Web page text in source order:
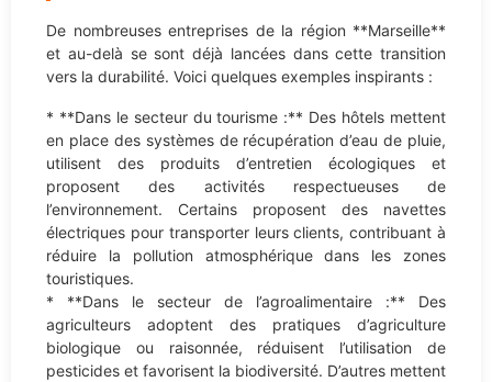
De nombreuses entreprises de la région **Marseille**
et au-delà se sont déjà lancées dans cette transition
vers la durabilité. Voici quelques exemples inspirants :
* **Dans le secteur du tourisme :** Des hôtels mettent
en place des systèmes de récupération d’eau de pluie,
utilisent des produits d’entretien écologiques et
proposent des activités respectueuses de
l’environnement. Certains proposent des navettes
électriques pour transporter leurs clients, contribuant à
réduire la pollution atmosphérique dans les zones
touristiques.
* **Dans le secteur de l’agroalimentaire :** Des
agriculteurs adoptent des pratiques d’agriculture
biologique ou raisonnée, réduisent l’utilisation de
pesticides et favorisent la biodiversité. D’autres mettent